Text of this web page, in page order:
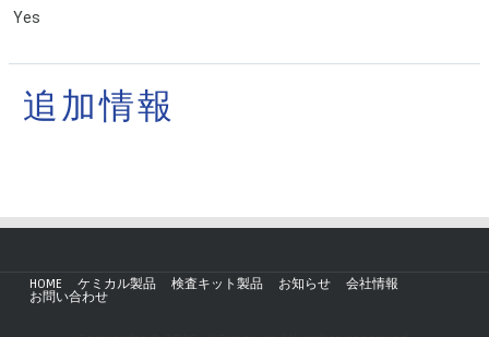
Yes
追加情報
HOME ケミカル製品 検査キット製品 お知らせ
会社情報
お問い合わせ